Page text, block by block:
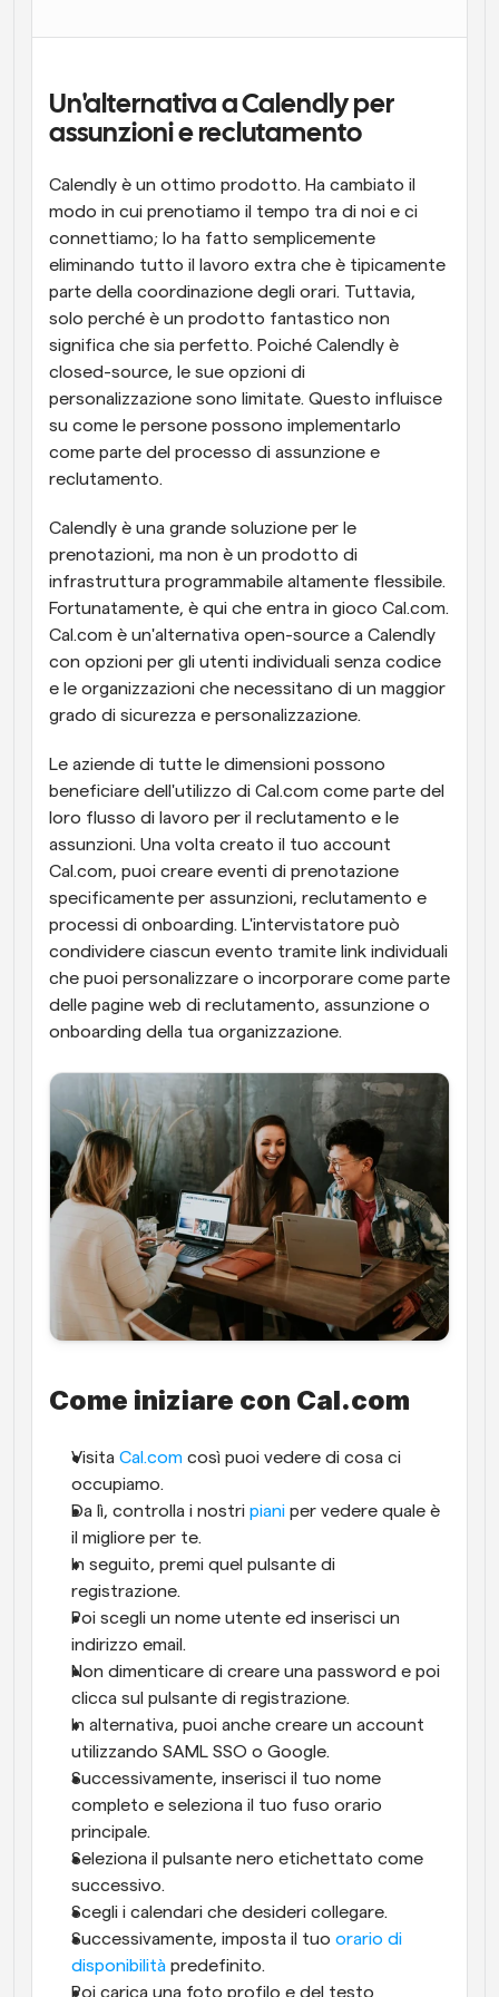
Programmazione potenziata con chiamate
Flussi di lavoro
Blog
Rimani aggiornato con le ultime notizie e aggiornamenti
Riunioni Instantanee
Incontrare i clienti in pochi minuti
Link di Gruppo Dinamico
Prenota senza sforzo riunioni con più persone
Webhook
Ricevi una notifica quando succede qualcosa
Un'alternativa a Calendly per
assunzioni e reclutamento
Calendly è un ottimo prodotto. Ha cambiato il
modo in cui prenotiamo il tempo tra di noi e ci
connettiamo; lo ha fatto semplicemente
eliminando tutto il lavoro extra che è tipicamente
parte della coordinazione degli orari. Tuttavia,
solo perché è un prodotto fantastico non
significa che sia perfetto. Poiché Calendly è
closed-source, le sue opzioni di
personalizzazione sono limitate. Questo influisce
su come le persone possono implementarlo
come parte del processo di assunzione e
reclutamento.
Calendly è una grande soluzione per le
prenotazioni, ma non è un prodotto di
infrastruttura programmabile altamente flessibile.
Fortunatamente, è qui che entra in gioco Cal.com.
Cal.com è un'alternativa open-source a Calendly
con opzioni per gli utenti individuali senza codice
e le organizzazioni che necessitano di un maggior
grado di sicurezza e personalizzazione.
Le aziende di tutte le dimensioni possono
beneficiare dell'utilizzo di Cal.com come parte del
loro flusso di lavoro per il reclutamento e le
assunzioni. Una volta creato il tuo account
Cal.com, puoi creare eventi di prenotazione
specificamente per assunzioni, reclutamento e
processi di onboarding. L'intervistatore può
condividere ciascun evento tramite link individuali
che puoi personalizzare o incorporare come parte
delle pagine web di reclutamento, assunzione o
onboarding della tua organizzazione.
Come iniziare con Cal.com
Visita Cal.com così puoi vedere di cosa ci
occupiamo.
Da lì, controlla i nostri piani per vedere quale è
il migliore per te.
In seguito, premi quel pulsante di
registrazione.
Poi scegli un nome utente ed inserisci un
indirizzo email.
Non dimenticare di creare una password e poi
clicca sul pulsante di registrazione.
In alternativa, puoi anche creare un account
utilizzando SAML SSO o Google.
Successivamente, inserisci il tuo nome
completo e seleziona il tuo fuso orario
principale.
Seleziona il pulsante nero etichettato come
successivo.
Scegli i calendari che desideri collegare.
Successivamente, imposta il tuo orario di
disponibilità predefinito.
Poi carica una foto profilo e del testo